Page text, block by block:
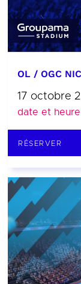
OL / OGC
17 octobre
date et
RÉSERVER